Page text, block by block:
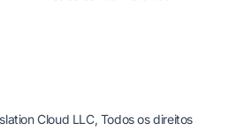
Cloud LLC, Todos os direitos